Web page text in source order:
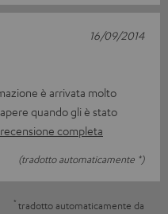
è arrivata molto
quando gli è stato
completa
(tradotto automaticamente *)
16/09/2014
* tradotto automaticamente da